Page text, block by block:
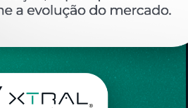
COMENTÁRIOS (0)